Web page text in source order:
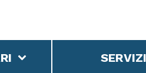
SERVIZI